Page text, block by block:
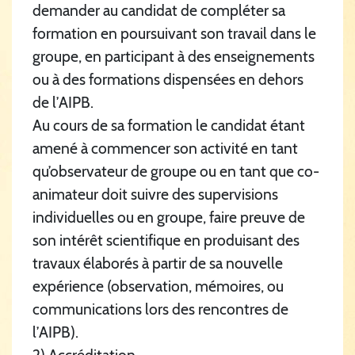
demander au candidat de compléter sa
formation en poursuivant son travail dans le
groupe, en participant à des enseignements
ou à des formations dispensées en dehors
de l’AIPB.
Au cours de sa formation le candidat étant
amené à commencer son activité en tant
qu’observateur de groupe ou en tant que co-
animateur doit suivre des supervisions
individuelles ou en groupe, faire preuve de
son intérêt scientifique en produisant des
travaux élaborés à partir de sa nouvelle
expérience (observation, mémoires, ou
communications lors des rencontres de
l’AIPB).